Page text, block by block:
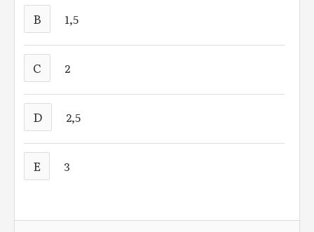
B 1,5
C 2
D 2,5
E 3